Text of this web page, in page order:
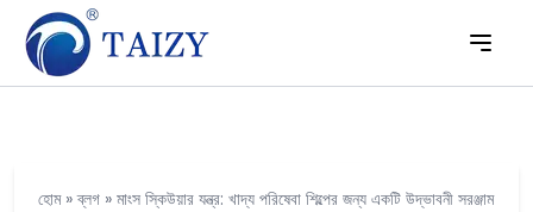
হোম»ব্লগ » মাংস স্কিউয়ার যন্ত্র: খাদ্য পরিষেবা শিল্পের জন্য একটি উদ্ভাবনী সরঞ্জাম